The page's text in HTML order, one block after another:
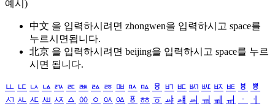
예시)
中文 을 입력하시려면 zhongwen을 입력하시고 space를
누르시면됩니다.
北京 을 입력하시려면 beijing을 입력하시고 space를 누르
시면 됩니다.
ㅥ ㅦ ㅧ ㅨ ㅩ ㅪ ㅫ ㅬ ㅭ ㅮ ㅯ ㅰ ㅱ ㅲ ㅳ ㅴ ㅵ ㅶ ㅷ ㅸ
ㅹ
ㅺ ㅻ ㅼ ㅽ ㅾ ㅿ ㆀ ㆁ ㆂ ㆃ ㆄ ㆅ ㆆ ㆇ ㆈ ㆉ ㆊ ㆋ ㆌ ㆍ
ㆎ